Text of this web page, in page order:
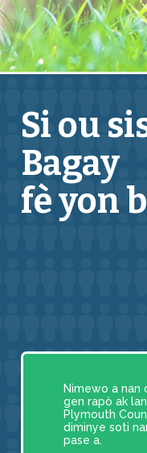
Si ou
Bagay
fè yon
Nimewo a nan
gen rapò ak
Plymouth
diminye soti
pase a.